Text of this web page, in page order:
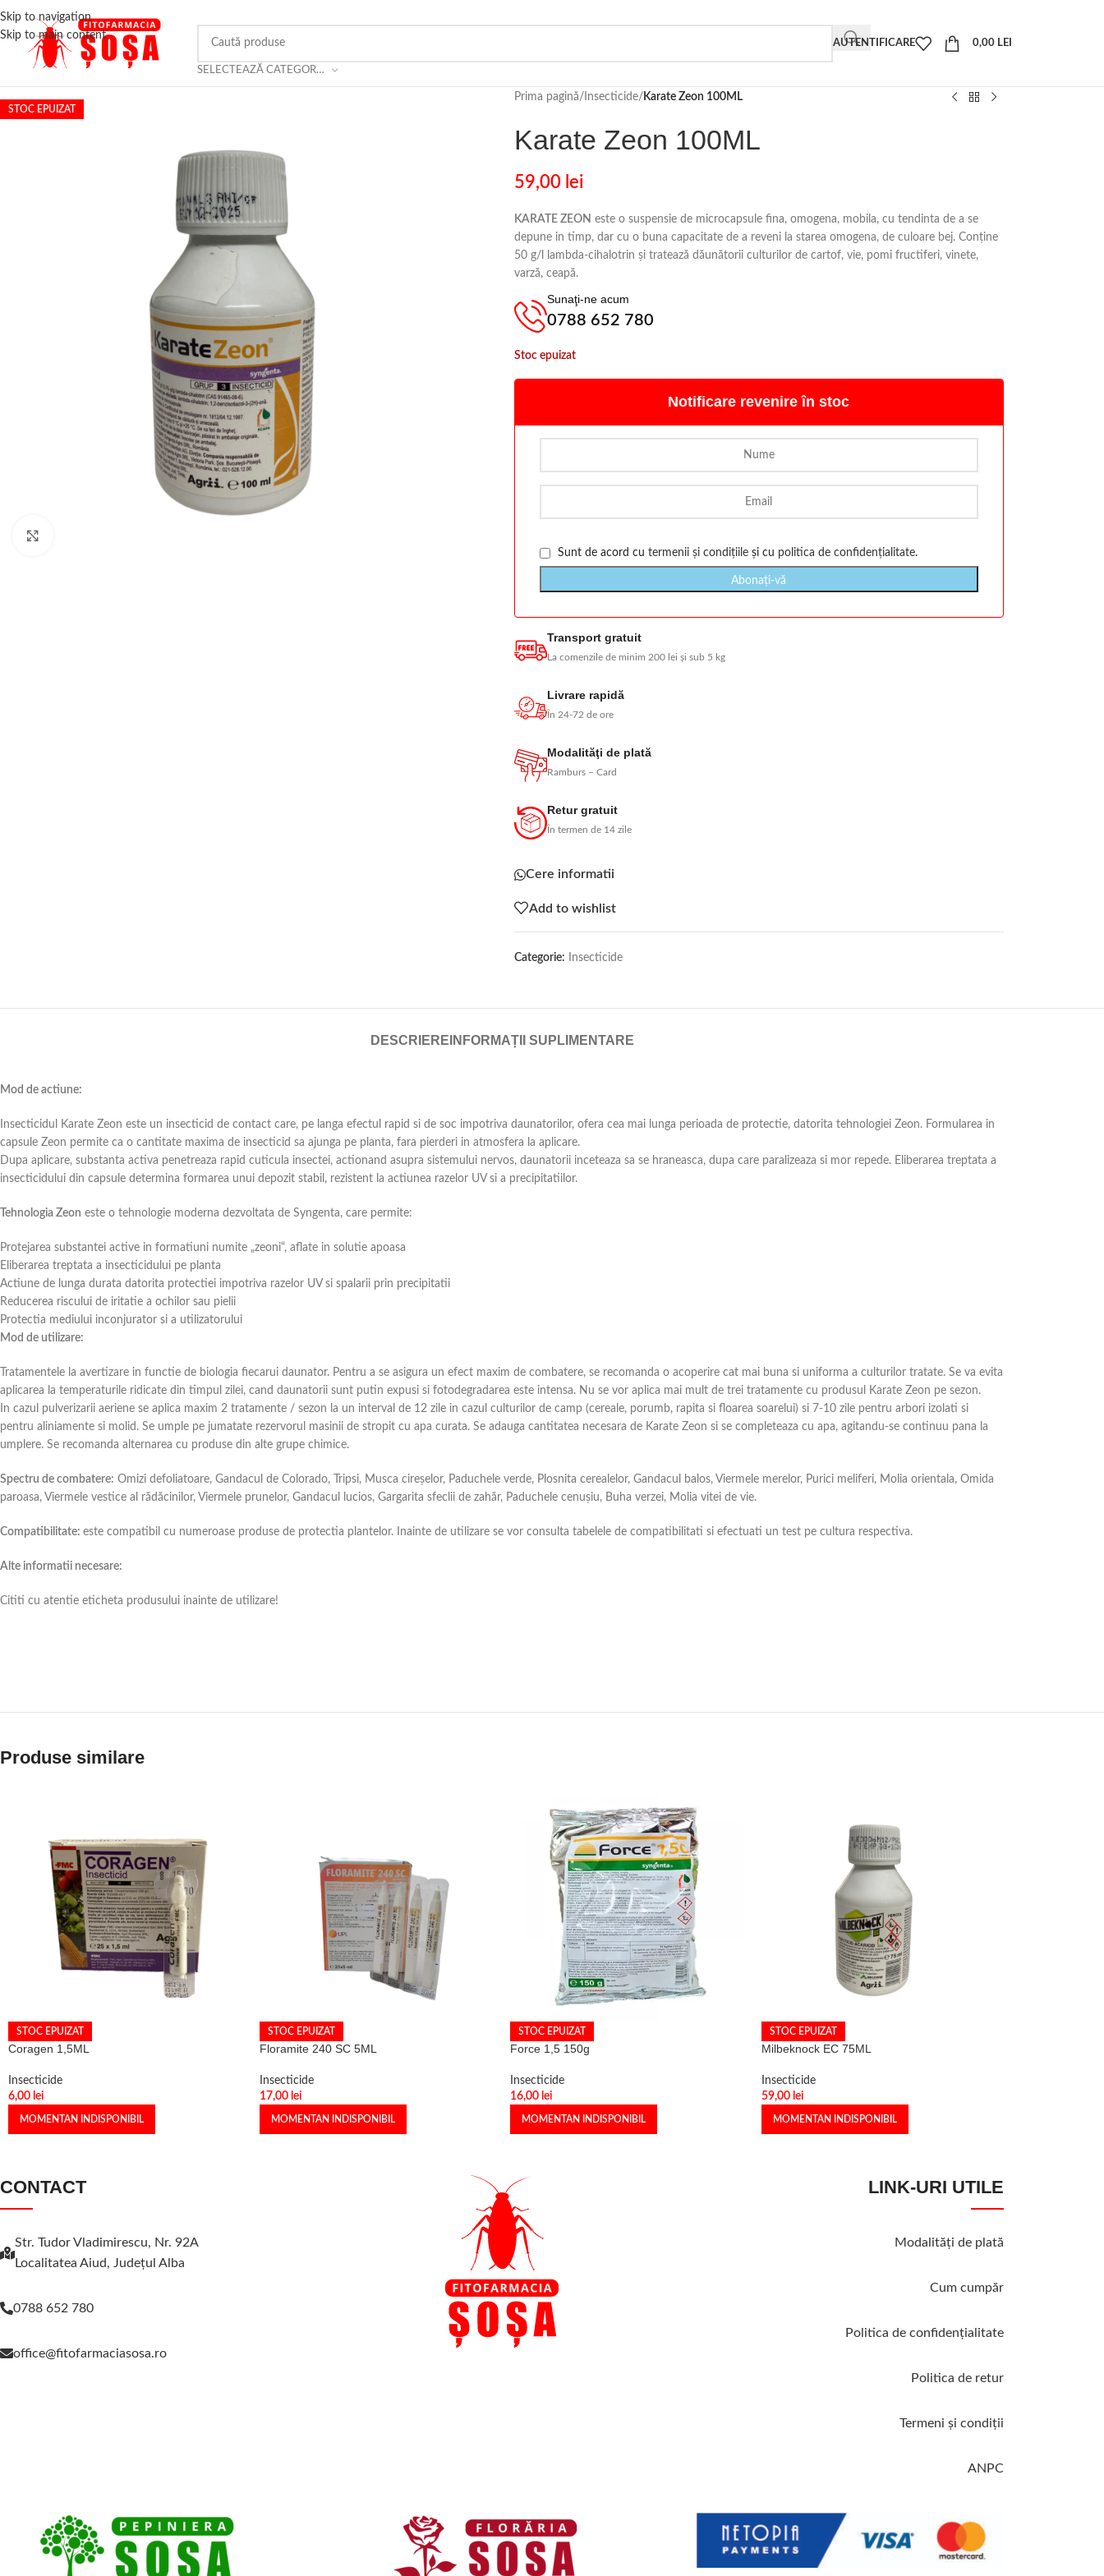
Skip to navigation
Skip to main content
SELECTEAZĂ CATEGORIA
AUTENTIFICARE 0,00 LEI
STOC EPUIZAT
Prima pagină/ Insecticide/ Karate Zeon 100ML
Karate Zeon 100ML
59,00 lei
KARATE ZEON este o suspensie de microcapsule fina, omogena, mobila, cu tendinta de a se
depune in timp, dar cu o buna capacitate de a reveni la starea omogena, de culoare bej. Conține
50 g/l lambda-cihalotrin și tratează dăunătorii culturilor de cartof, vie, pomi fructiferi, vinete,
varză, ceapă.
Sunaţi-ne acum
0788 652 780
Stoc epuizat
Notificare revenire în stoc
Sunt de acord cu termenii și condițiileși cu politica de confidențialitate.
Transport gratuit
La comenzile de minim 200 lei și sub 5 kg
Livrare rapidă
În 24-72 de ore
Modalităţi de plată
Ramburs – Card
Retur gratuit
În termen de 14 zile
Cere informatii
Add to wishlist
Categorie: Insecticide
DESCRIERE INFORMAȚII SUPLIMENTARE
Mod de actiune:
Insecticidul Karate Zeon este un insecticid de contact care, pe langa efectul rapid si de soc impotriva daunatorilor, ofera cea mai lunga perioada de protectie, datorita tehnologiei Zeon. Formularea in
capsule Zeon permite ca o cantitate maxima de insecticid sa ajunga pe planta, fara pierderi in atmosfera la aplicare.
Dupa aplicare, substanta activa penetreaza rapid cuticula insectei, actionand asupra sistemului nervos, daunatorii inceteaza sa se hraneasca, dupa care paralizeaza si mor repede. Eliberarea treptata a
insecticidului din capsule determina formarea unui depozit stabil, rezistent la actiunea razelor UV si a precipitatiilor.
Tehnologia Zeon este o tehnologie moderna dezvoltata de Syngenta, care permite:
Protejarea substantei active in formatiuni numite „zeoni“, aflate in solutie apoasa
Eliberarea treptata a insecticidului pe planta
Actiune de lunga durata datorita protectiei impotriva razelor UV si spalarii prin precipitatii
Reducerea riscului de iritatie a ochilor sau pielii
Protectia mediului inconjurator si a utilizatorului
Mod de utilizare:
Tratamentele la avertizare in functie de biologia fiecarui daunator. Pentru a se asigura un efect maxim de combatere, se recomanda o acoperire cat mai buna si uniforma a culturilor tratate. Se va evita
aplicarea la temperaturile ridicate din timpul zilei, cand daunatorii sunt putin expusi si fotodegradarea este intensa. Nu se vor aplica mai mult de trei tratamente cu produsul Karate Zeon pe sezon.
In cazul pulverizarii aeriene se aplica maxim 2 tratamente / sezon la un interval de 12 zile in cazul culturilor de camp (cereale, porumb, rapita si floarea soarelui) si 7-10 zile pentru arbori izolati si
pentru aliniamente si molid. Se umple pe jumatate rezervorul masinii de stropit cu apa curata. Se adauga cantitatea necesara de Karate Zeon si se completeaza cu apa, agitandu-se continuu pana la
umplere. Se recomanda alternarea cu produse din alte grupe chimice.
Spectru de combatere: Omizi defoliatoare, Gandacul de Colorado, Tripsi, Musca cireșelor, Paduchele verde, Plosnita cerealelor, Gandacul balos, Viermele merelor, Purici meliferi, Molia orientala, Omida
paroasa, Viermele vestice al rădăcinilor, Viermele prunelor, Gandacul lucios, Gargarita sfeclii de zahăr, Paduchele cenușiu, Buha verzei, Molia vitei de vie.
Compatibilitate: este compatibil cu numeroase produse de protectia plantelor. Inainte de utilizare se vor consulta tabelele de compatibilitati si efectuati un test pe cultura respectiva.
Alte informatii necesare:
Cititi cu atentie eticheta produsului inainte de utilizare!
Produse similare
STOC EPUIZAT
Coragen 1,5ML
Insecticide
6,00 lei
MOMENTAN INDISPONIBIL
STOC EPUIZAT
Floramite 240 SC 5ML
Insecticide
17,00 lei
MOMENTAN INDISPONIBIL
STOC EPUIZAT
Force 1,5 150g
Insecticide
16,00 lei
MOMENTAN INDISPONIBIL
STOC EPUIZAT
Milbeknock EC 75ML
Insecticide
59,00 lei
MOMENTAN INDISPONIBIL
CONTACT
Str. Tudor Vladimirescu, Nr. 92A
Localitatea Aiud, Judeţul Alba
0788 652 780
office@fitofarmaciasosa.ro
LINK-URI UTILE
Modalităţi de plată
Cum cumpăr
Politica de confidenţialitate
Politica de retur
Termeni şi condiţii
ANPC